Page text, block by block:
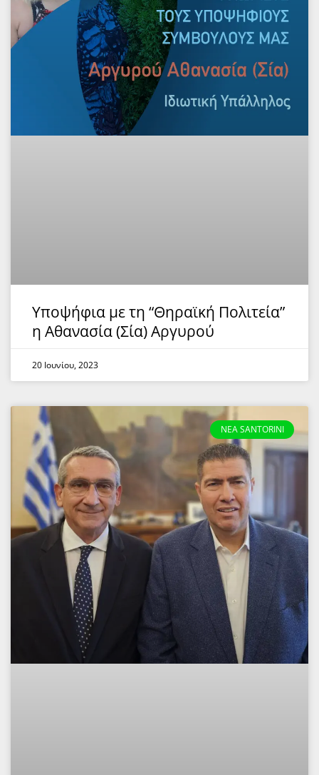
Υποψήφια με τη “Θηραϊκή Πολιτεία”
η Αθανασία (Σία) Αργυρού
20 Ιουνίου, 2023
NEA SANTORINI